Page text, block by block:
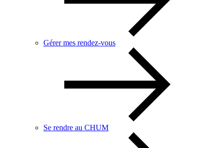
Gérer mes rendez-vous
Se rendre au CHUM